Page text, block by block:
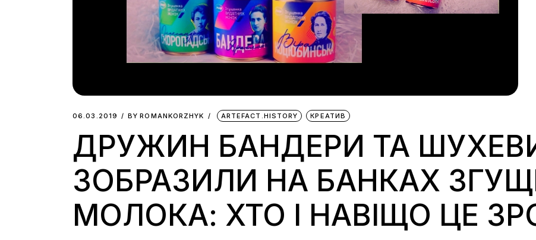
06.03.2019 BY ROMANKORZHYK ARTEFACT.HISTORY КРЕАТИВ
ДРУЖИН БАНДЕРИ ТА
ЗОБРАЗИЛИ НА БАНКАХ
МОЛОКА: ХТО І НАВІЩО ЦЕ